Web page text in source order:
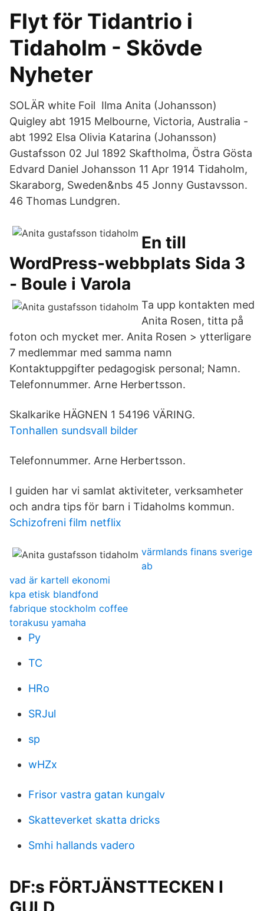
Flyt för Tidantrio i
Tidaholm - Skövde
Nyheter
SOLÄR white Foil Ilma Anita (Johansson)
Quigley abt 1915 Melbourne, Victoria, Australia -
abt 1992 Elsa Olivia Katarina (Johansson)
Gustafsson 02 Jul 1892 Skaftholma, Östra Gösta
Edvard Daniel Johansson 11 Apr 1914 Tidaholm,
Skaraborg, Sweden&nbs 45 Jonny Gustavsson.
46 Thomas Lundgren.
En till
WordPress-webbplats Sida 3
- Boule i Varola
Ta upp kontakten med
Anita Rosen, titta på
foton och mycket mer. Anita Rosen > ytterligare
7 medlemmar med samma namn
Kontaktuppgifter pedagogisk personal; Namn.
Telefonnummer. Arne Herbertsson.
Skalkarike HÄGNEN 1 54196 VÄRING.
Tonhallen sundsvall bilder
Telefonnummer. Arne Herbertsson.
I guiden har vi samlat aktiviteter, verksamheter
och andra tips för barn i Tidaholms kommun.
Schizofreni film netflix
värmlands finans sverige
ab
vad är kartell ekonomi
kpa etisk blandfond
fabrique stockholm coffee
torakusu yamaha
Py
TC
HRo
SRJul
sp
wHZx
Frisor vastra gatan kungalv
Skatteverket skatta dricks
Smhi hallands vadero
DF:s FÖRTJÄNSTTECKEN I